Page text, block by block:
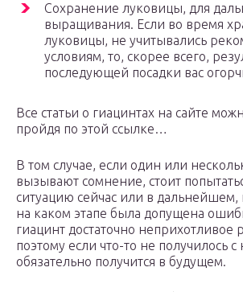
Сохранение луковицы, для
выращивания. Если во время
луковицы, не учитывались
условиям, то, скорее всего,
последующей посадки вас
Все статьи о гиацинтах на сайте
пройдя по этой ссылке…
В том случае, если один или
вызывают сомнение, стоит
ситуацию сейчас или в дальнейшем,
на каком этапе была допущена
гиацинт достаточно неприхотливое
поэтому если что-то не получилось с
обязательно получится в будущем.